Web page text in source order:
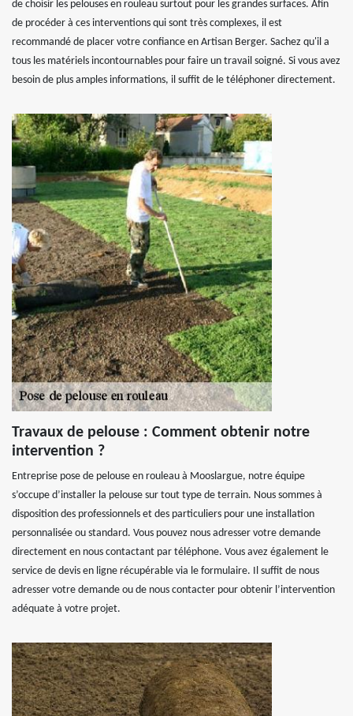
de choisir les pelouses en rouleau surtout pour les grandes surfaces. Afin
de procéder à ces interventions qui sont très complexes, il est
recommandé de placer votre confiance en Artisan Berger. Sachez qu'il a
tous les matériels incontournables pour faire un travail soigné. Si vous avez
besoin de plus amples informations, il suffit de le téléphoner directement.
Travaux de pelouse : Comment obtenir notre
intervention ?
Entreprise pose de pelouse en rouleau à Mooslargue, notre équipe
s’occupe d’installer la pelouse sur tout type de terrain. Nous sommes à
disposition des professionnels et des particuliers pour une installation
personnalisée ou standard. Vous pouvez nous adresser votre demande
directement en nous contactant par téléphone. Vous avez également le
service de devis en ligne récupérable via le formulaire. Il suffit de nous
adresser votre demande ou de nous contacter pour obtenir l’intervention
adéquate à votre projet.